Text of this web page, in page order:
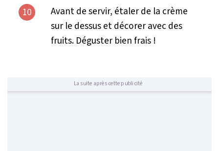
10
Avant de servir, étaler de la crème
sur le dessus et décorer avec des
fruits. Déguster bien frais !
La suite après cette publicité